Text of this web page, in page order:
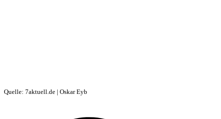
Quelle: 7aktuell.de | Oskar Eyb